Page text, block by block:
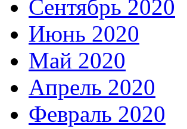
Сентябрь 2020
Июнь 2020
Май 2020
Апрель 2020
Февраль 2020